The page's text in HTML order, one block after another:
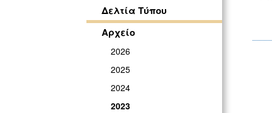
Δελτία Τύπου
Αρχείο
2026
2025
2024
2023